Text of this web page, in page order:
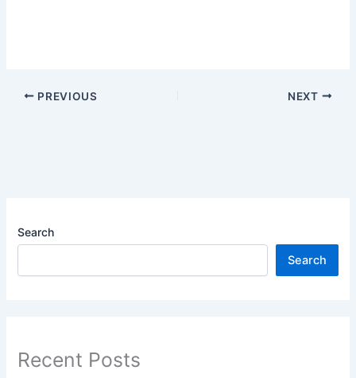
PREVIOUS NEXT
Search
Search
Recent Posts